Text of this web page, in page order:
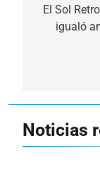
de
entradas
El Sol
igualó
Noticias